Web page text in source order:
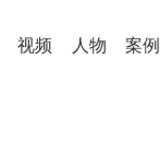
视频 人物 案例